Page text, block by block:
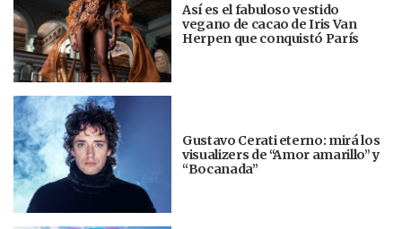
Así es el fabuloso vestido
vegano de cacao de Iris Van
Herpen que conquistó París
Gustavo Cerati eterno: mirá los
visualizers de “Amor amarillo” y
“Bocanada”